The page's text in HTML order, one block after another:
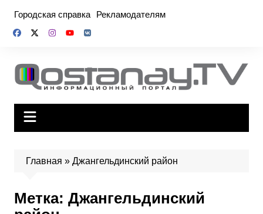
содержимому
Городская справка Рекламодателям
Главная » Джангельдинский район
Метка: Джангельдинский